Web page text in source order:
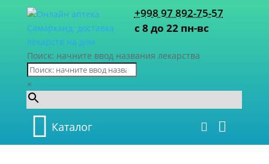
+998 97 892-75-57
с 8 до 22 пн-вс
Поиск: начните ввод названия лекарства
×
Каталог